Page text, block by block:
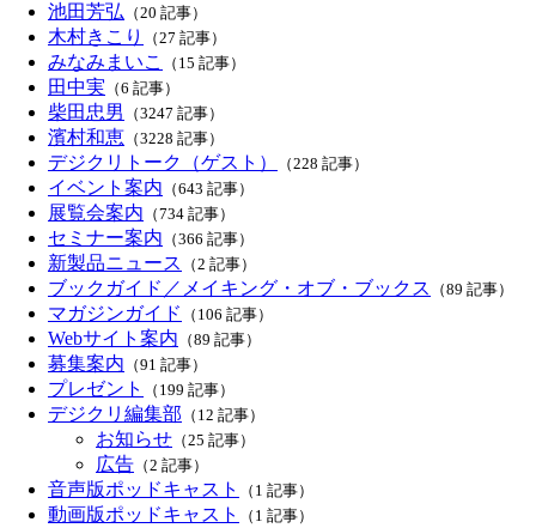
池田芳弘 （20 記事）
木村きこり （27 記事）
みなみまいこ （15 記事）
田中実 （6 記事）
柴田忠男 （3247 記事）
濱村和恵 （3228 記事）
デジクリトーク（ゲスト） （228 記事）
イベント案内 （643 記事）
展覧会案内 （734 記事）
セミナー案内 （366 記事）
新製品ニュース （2 記事）
ブックガイド／メイキング・オブ・ブックス （89 記事）
マガジンガイド （106 記事）
Webサイト案内 （89 記事）
募集案内 （91 記事）
プレゼント （199 記事）
デジクリ編集部 （12 記事）
お知らせ （25 記事）
広告 （2 記事）
音声版ポッドキャスト （1 記事）
動画版ポッドキャスト （1 記事）